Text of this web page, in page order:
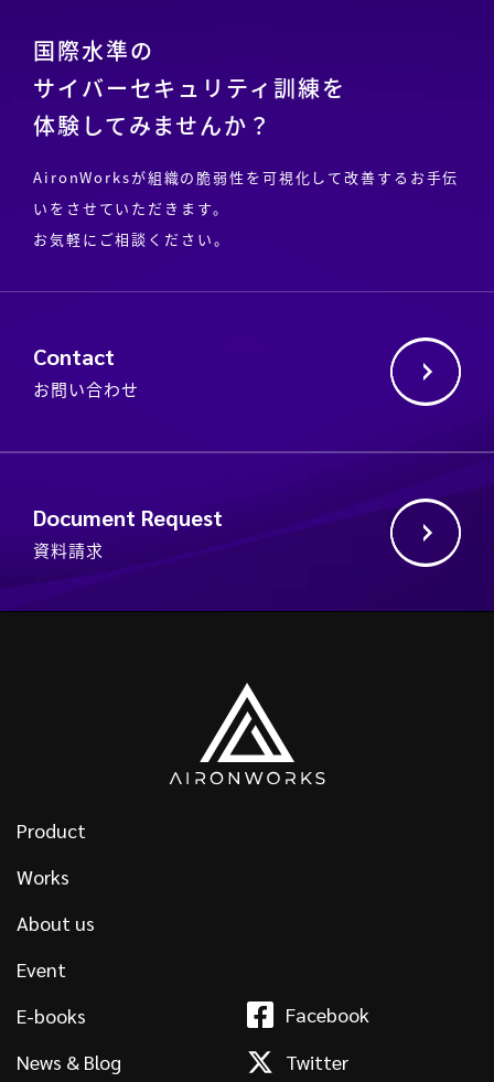
国際水準の
サイバーセキュリティ訓練を
体験してみませんか？
AironWorksが組織の脆弱性を可視化して改善するお手伝
いをさせていただきます。
お気軽にご相談ください。
Contact
お問い合わせ
Document Request
資料請求
Product
Works
About us
Event
E-books
News & Blog
Facebook
Twitter